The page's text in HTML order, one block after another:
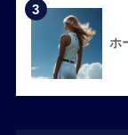
3
ホ